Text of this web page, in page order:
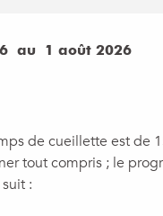
au 1 août 2026
au 1 août 2026
de cueillette est de
tout compris ; le
: